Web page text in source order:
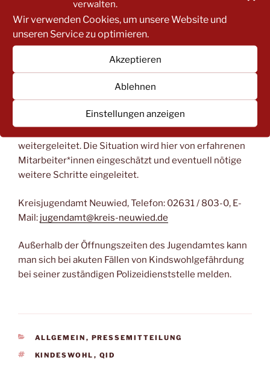
verwalten.
Wir verwenden Cookies, um unsere Website und
unseren Service zu optimieren.
Akzeptieren
Ablehnen
Einstellungen anzeigen
Mitarbeiter*innen aus Einrichtungen zunächst mit
ihrer „Insoweit erfahrenen Fachkraft“ absprechen.
Name und Kontaktdaten der zuständigen „InsoFa“ für
die Einrichtung können beim Kreisjugendamt erfragt
Personen außerhalb von Einrichtungen sollten sich
beim Kreisjugendamt Neuwied melden (Kontaktdaten
siehe unten). Dort werden sie zu einer sogenannten
weitergeleitet. Die Situation wird hier von erfahrenen
Mitarbeiter*innen eingeschätzt und eventuell nötige
weitere Schritte eingeleitet.
Kreisjugendamt Neuwied, Telefon: 02631 / 803-0, E-
Mail: jugendamt@kreis-neuwied.de
Außerhalb der Öffnungszeiten des Jugendamtes kann
man sich bei akuten Fällen von Kindswohlgefährdung
bei seiner zuständigen Polizeidienststelle melden.
KATEGORIEN
ALLGEMEIN , PRESSEMITTEILUNG
SCHLAGWÖRTER
KINDESWOHL , QID